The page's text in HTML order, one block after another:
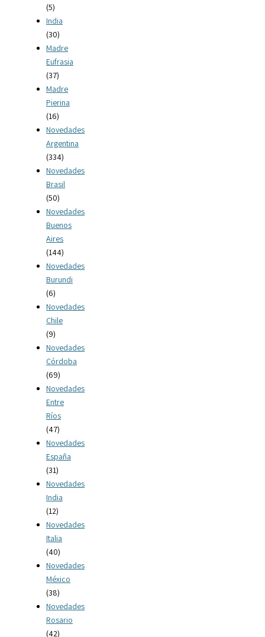
(5)
India
(30)
Madre
Eufrasia
(37)
Madre
Pierina
(16)
Novedades
Argentina
(334)
Novedades
Brasil
(50)
Novedades
Buenos
Aires
(144)
Novedades
Burundi
(6)
Novedades
Chile
(9)
Novedades
Córdoba
(69)
Novedades
Entre
Ríos
(47)
Novedades
España
(31)
Novedades
India
(12)
Novedades
Italia
(40)
Novedades
México
(38)
Novedades
Rosario
(42)